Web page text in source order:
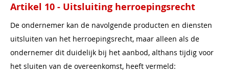
Artikel 10 - Uitsluiting herroepingsrecht
De ondernemer kan de navolgende producten en diensten
uitsluiten van het herroepingsrecht, maar alleen als de
ondernemer dit duidelijk bij het aanbod, althans tijdig voor
het sluiten van de overeenkomst, heeft vermeld: